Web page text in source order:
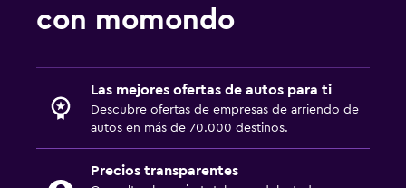
con momondo
Las mejores ofertas de autos para ti
Descubre ofertas de empresas de arriendo de
autos en más de 70.000 destinos.
Precios transparentes